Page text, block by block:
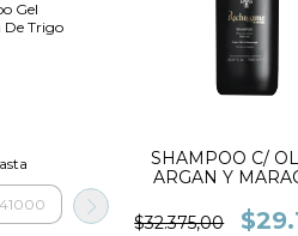
Gel
De Trigo
SHAMPOO C/
ARGAN Y
$32.375,00